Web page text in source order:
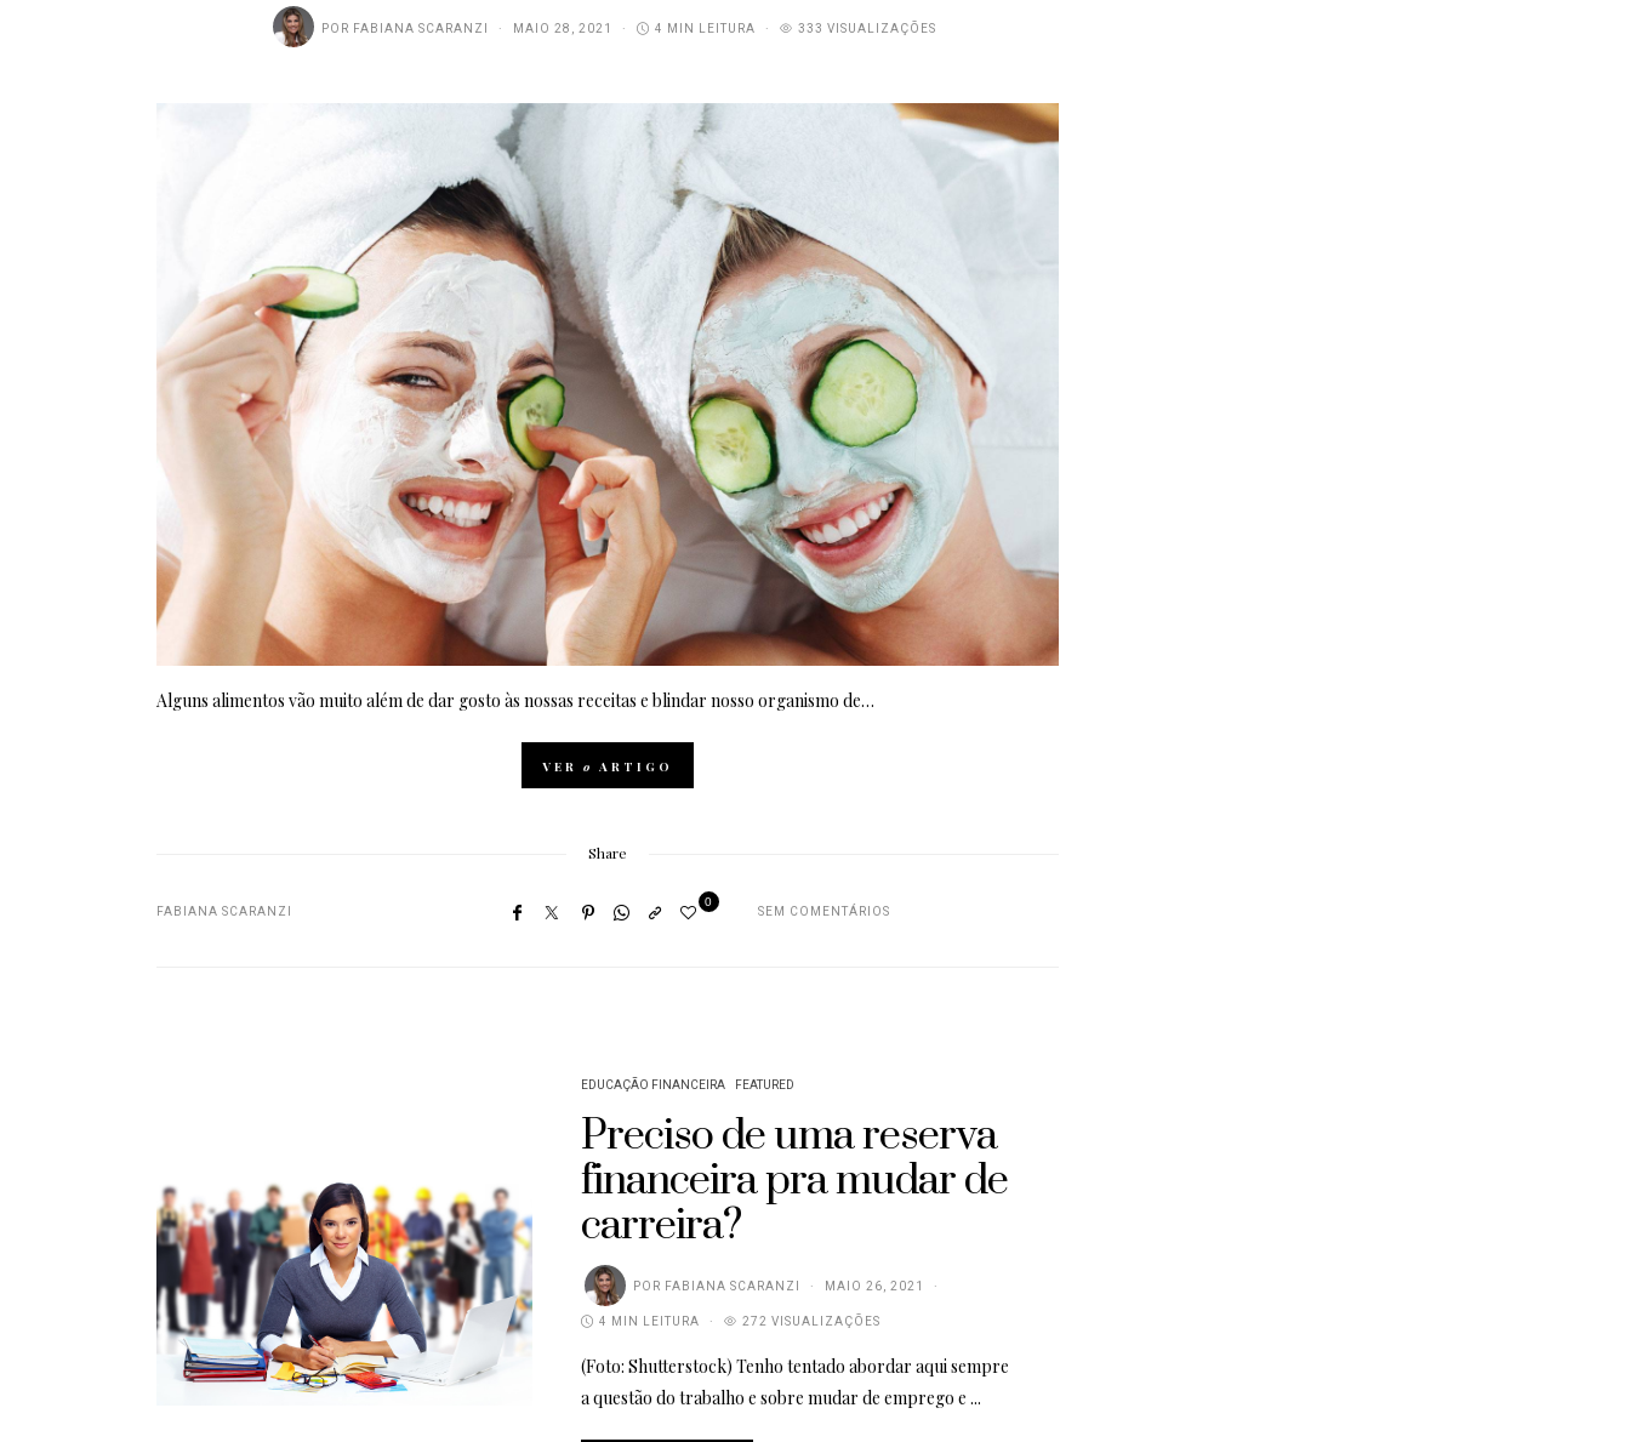
POR FABIANA SCARANZI MAIO 28, 2021 4 MIN LEITURA 333 VISUALIZAÇÕES
Alguns alimentos vão muito além de dar gosto às nossas receitas e blindar nosso organismo de…
VER o ARTIGO
Share
FABIANA SCARANZI
0
SEM COMENTÁRIOS
EDUCAÇÃO FINANCEIRA FEATURED
Preciso de uma reserva
financeira pra mudar de
carreira?
POR FABIANA SCARANZI MAIO 26, 2021
4 MIN LEITURA 272 VISUALIZAÇÕES
(Foto: Shutterstock) Tenho tentado abordar aqui sempre
a questão do trabalho e sobre mudar de emprego e ...